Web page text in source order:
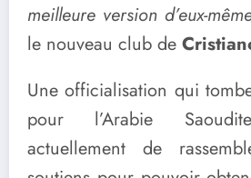
meilleure version d’eux-
le nouveau club de
Une officialisation qui
pour l’Arabie
actuellement de